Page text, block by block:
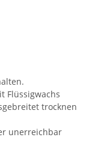
Flüssigwachs
trocknen
unerreichbar